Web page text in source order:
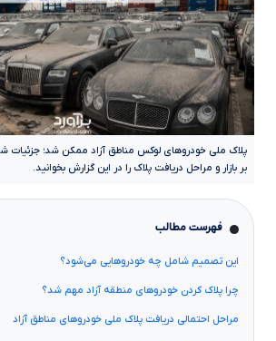
پلاک ملی خودروهای لوکس مناطق آزاد ممکن شد؛ جزئیات
بر بازار و مراحل دریافت پلاک را در این گزارش بخوانید.
فهرست مطالب
این تصمیم شامل چه خودروهایی می‌شود؟
چرا پلاک کردن خودروهای منطقه آزاد مهم شد؟
مراحل احتمالی دریافت پلاک ملی خودروهای مناطق آزاد